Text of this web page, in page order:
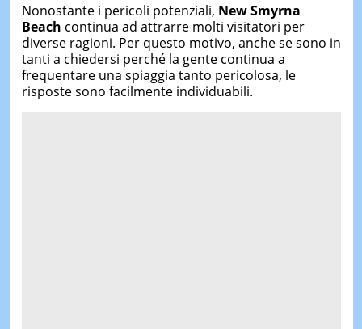
Nonostante i pericoli potenziali, New Smyrna
Beach continua ad attrarre molti visitatori per
diverse ragioni. Per questo motivo, anche se sono in
tanti a chiedersi perché la gente continua a
frequentare una spiaggia tanto pericolosa, le
risposte sono facilmente individuabili.